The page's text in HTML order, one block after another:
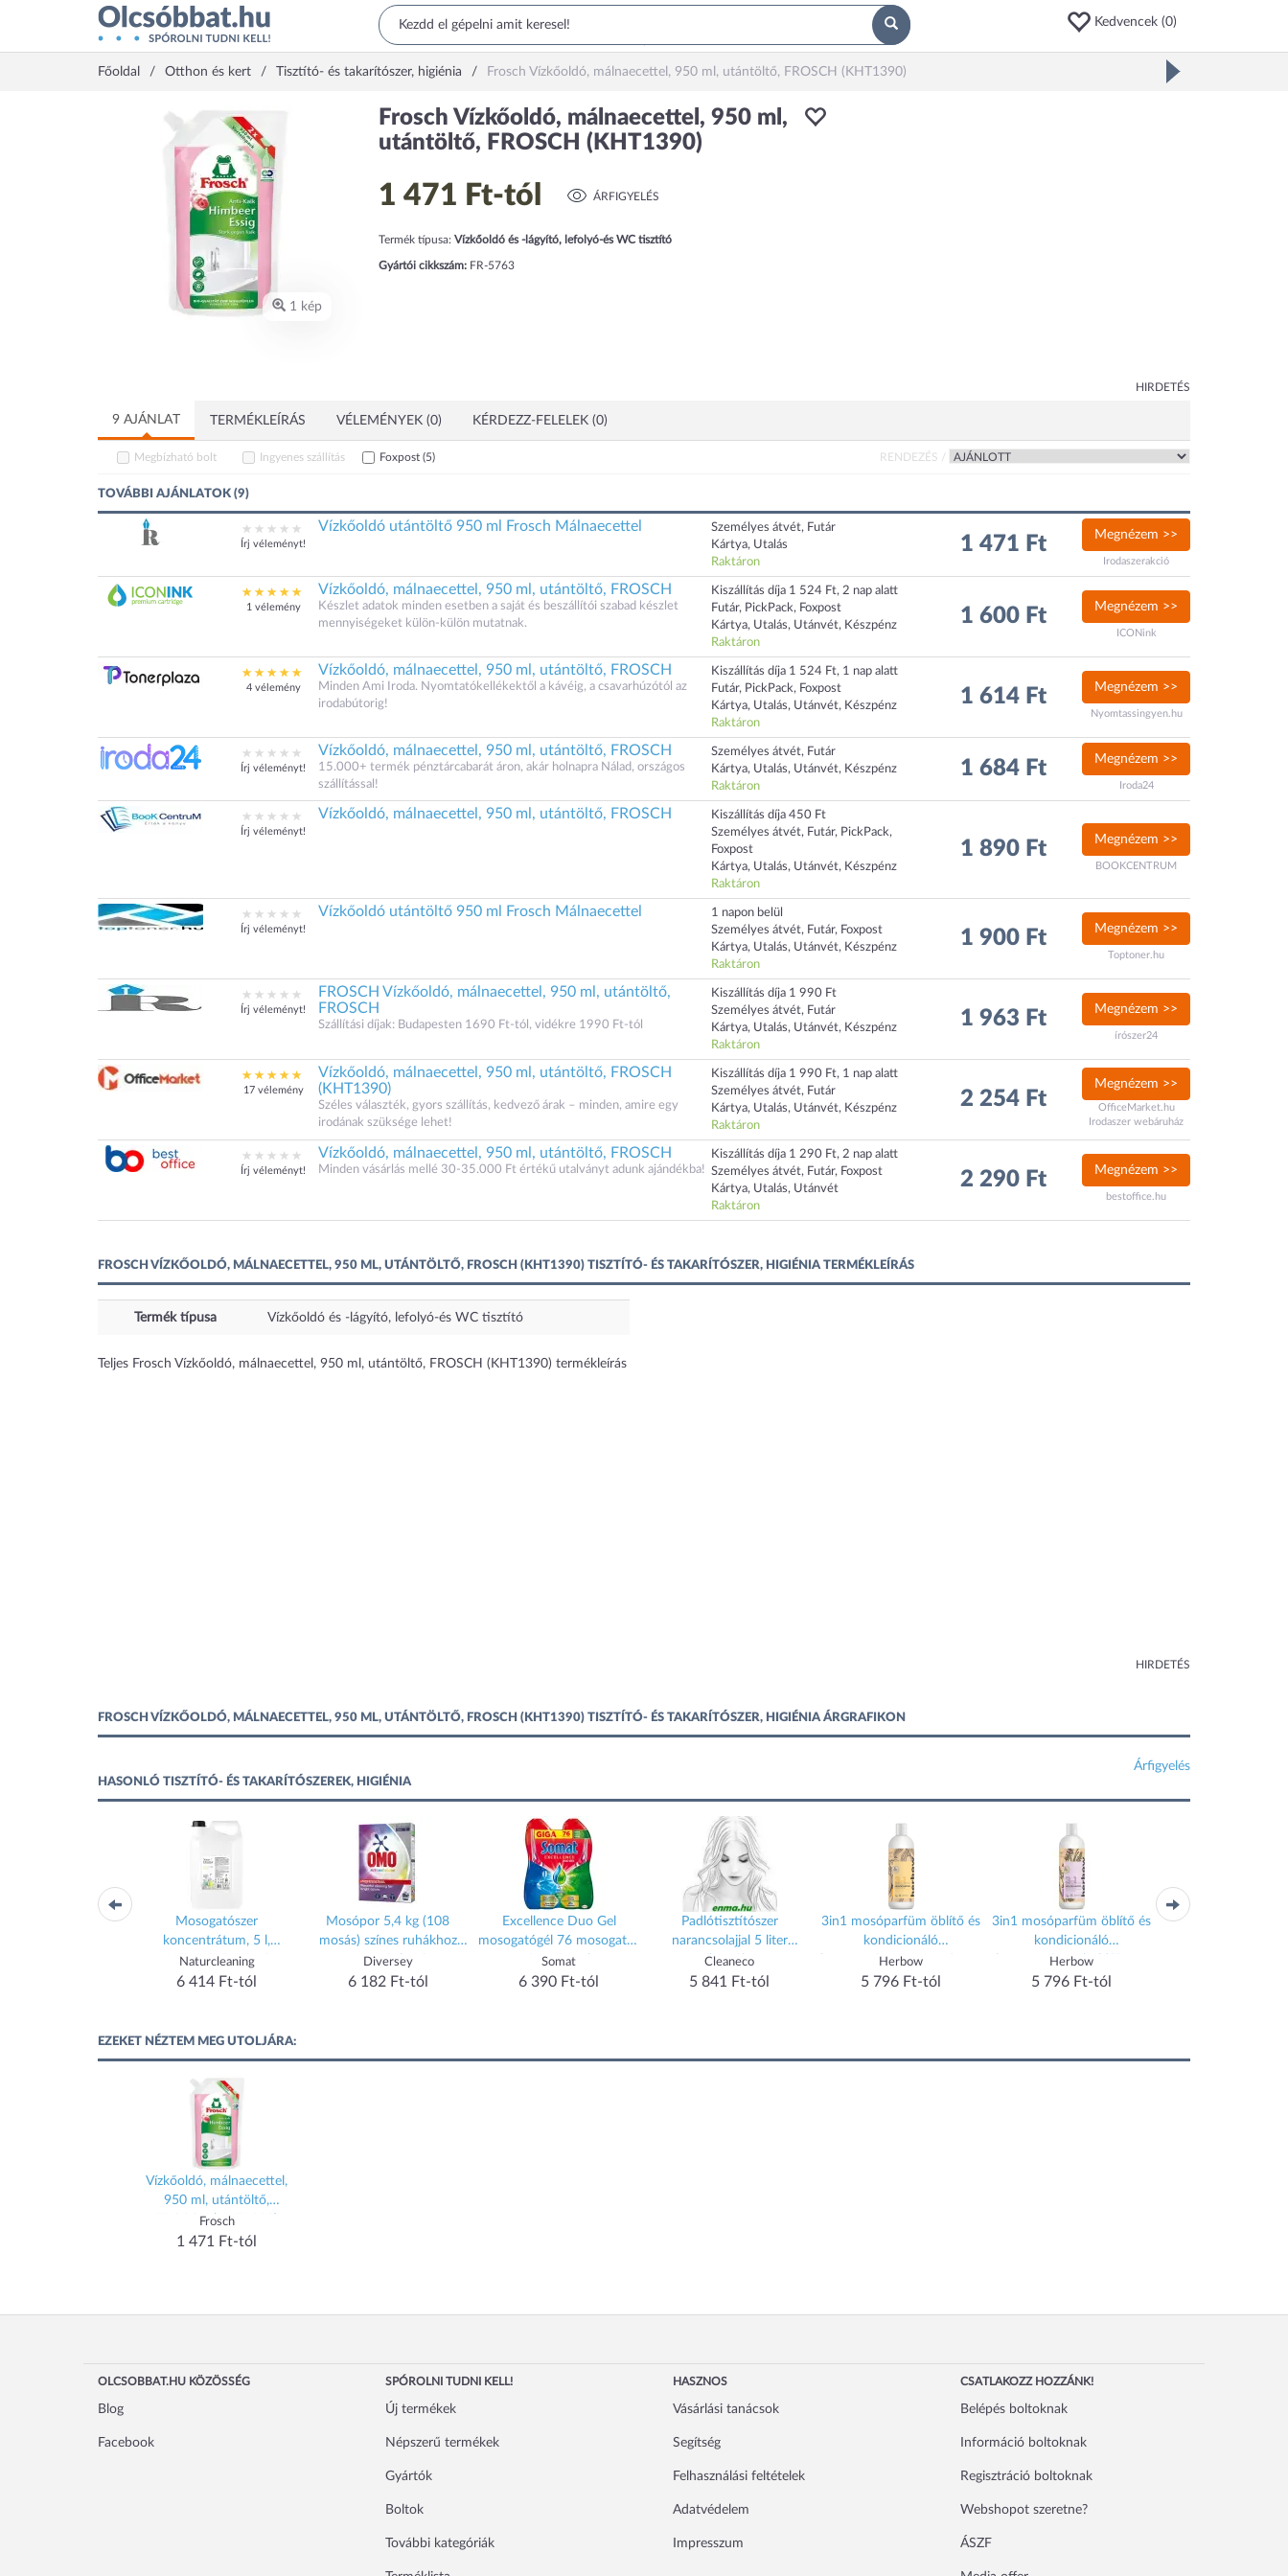
Kedvencek (0)
Főoldal Otthon és kert Tisztító- és takarítószer, higiénia Frosch Vízkőoldó, málnaecettel, 950 ml, utántöltő, FROSCH (KHT1390)
1 kép
Frosch Vízkőoldó, málnaecettel, 950 ml,
utántöltő, FROSCH (KHT1390)
1 471 Ft-tól ÁRFIGYELÉS
Termék típusa: Vízkőoldó és -lágyító, lefolyó-és WC tisztító
Gyártói cikkszám:FR-5763
HIRDETÉS
9 AJÁNLAT TERMÉKLEÍRÁS VÉLEMÉNYEK (0) KÉRDEZZ-FELELEK (0)
Megbízható bolt Ingyenes szállítás Foxpost (5) RENDEZÉS /
TOVÁBBI AJÁNLATOK (9)
Írj véleményt!
Vízkőoldó utántöltő 950 ml Frosch Málnaecettel
Személyes átvét, Futár
Kártya, Utalás
Raktáron
1 471 Ft Megnézem >>
Irodaszerakció
1 vélemény
Vízkőoldó, málnaecettel, 950 ml, utántöltő, FROSCH
Készlet adatok minden esetben a saját és beszállítói szabad készlet
mennyiségeket külön-külön mutatnak.
Kiszállítás díja 1 524 Ft, 2 nap alatt
Futár, PickPack, Foxpost
Kártya, Utalás, Utánvét, Készpénz
Raktáron
1 600 Ft Megnézem >>
ICONink
4 vélemény
Vízkőoldó, málnaecettel, 950 ml, utántöltő, FROSCH
Minden Ami Iroda. Nyomtatókellékektől a kávéig, a csavarhúzótól az
irodabútorig!
Kiszállítás díja 1 524 Ft, 1 nap alatt
Futár, PickPack, Foxpost
Kártya, Utalás, Utánvét, Készpénz
Raktáron
1 614 Ft Megnézem >>
Nyomtassingyen.hu
Írj véleményt!
Vízkőoldó, málnaecettel, 950 ml, utántöltő, FROSCH
15.000+ termék pénztárcabarát áron, akár holnapra Nálad, országos
szállítással!
Személyes átvét, Futár
Kártya, Utalás, Utánvét, Készpénz
Raktáron
1 684 Ft Megnézem >>
Iroda24
Írj véleményt!
Vízkőoldó, málnaecettel, 950 ml, utántöltő, FROSCH
Kiszállítás díja 450 Ft
Személyes átvét, Futár, PickPack,
Foxpost
Kártya, Utalás, Utánvét, Készpénz
Raktáron
1 890 Ft Megnézem >>
BOOKCENTRUM
Írj véleményt!
Vízkőoldó utántöltő 950 ml Frosch Málnaecettel
1 napon belül
Személyes átvét, Futár, Foxpost
Kártya, Utalás, Utánvét, Készpénz
Raktáron
1 900 Ft Megnézem >>
Toptoner.hu
Írj véleményt!
FROSCH Vízkőoldó, málnaecettel, 950 ml, utántöltő,
FROSCH
Szállítási díjak: Budapesten 1690 Ft-tól, vidékre 1990 Ft-tól
Kiszállítás díja 1 990 Ft
Személyes átvét, Futár
Kártya, Utalás, Utánvét, Készpénz
Raktáron
1 963 Ft Megnézem >>
írószer24
17 vélemény
Vízkőoldó, málnaecettel, 950 ml, utántöltő, FROSCH
(KHT1390)
Széles választék, gyors szállítás, kedvező árak – minden, amire egy
irodának szüksége lehet!
Kiszállítás díja 1 990 Ft, 1 nap alatt
Személyes átvét, Futár
Kártya, Utalás, Utánvét, Készpénz
Raktáron
2 254 Ft
Megnézem >>
OfficeMarket.hu
Irodaszer webáruház
Írj véleményt!
Vízkőoldó, málnaecettel, 950 ml, utántöltő, FROSCH
Minden vásárlás mellé 30-35.000 Ft értékű utalványt adunk ajándékba!
Kiszállítás díja 1 290 Ft, 2 nap alatt
Személyes átvét, Futár, Foxpost
Kártya, Utalás, Utánvét
Raktáron
2 290 Ft Megnézem >>
bestoffice.hu
FROSCH VÍZKŐOLDÓ, MÁLNAECETTEL, 950 ML, UTÁNTÖLTŐ, FROSCH (KHT1390) TISZTÍTÓ- ÉS TAKARÍTÓSZER, HIGIÉNIA TERMÉKLEÍRÁS
Termék típusa Vízkőoldó és -lágyító, lefolyó-és WC tisztító
Teljes Frosch Vízkőoldó, málnaecettel, 950 ml, utántöltő, FROSCH (KHT1390) termékleírás
HIRDETÉS
FROSCH VÍZKŐOLDÓ, MÁLNAECETTEL, 950 ML, UTÁNTÖLTŐ, FROSCH (KHT1390) TISZTÍTÓ- ÉS TAKARÍTÓSZER, HIGIÉNIA ÁRGRAFIKON
Árfigyelés
HASONLÓ TISZTÍTÓ- ÉS TAKARÍTÓSZEREK, HIGIÉNIA
Mosogatószer
koncentrátum, 5 l,
NATURCLEANING,
gránátalma
Naturcleaning
6 414 Ft-tól
Mosópor 5,4 kg (108
mosás) színes ruhákhoz
Automat Color Omo
Diversey
6 182 Ft-tól
Excellence Duo Gel
mosogatógél 76 mosogatás
2 x 684 ml
Somat
6 390 Ft-tól
Padlótisztítószer
narancsolajjal 5 liter
organikus Cleaneco
Cleaneco
5 841 Ft-tól
3in1 mosóparfüm öblítő és
kondicionáló
koncentrátum ragyogó nap
1000 ml
Herbow
5 796 Ft-tól
3in1 mosóparfüm öblítő és
kondicionáló
koncentrátum holdfényes
éj 1000 ml
Herbow
5 796 Ft-tól
3in1 mosóparfüm
EZEKET NÉZTEM MEG UTOLJÁRA:
Vízkőoldó, málnaecettel,
950 ml, utántöltő,
FROSCH (KHT1390)
Frosch
1 471 Ft-tól
OLCSOBBAT.HU KÖZÖSSÉG
Blog
Facebook
SPÓROLNI TUDNI KELL!
Új termékek
Népszerű termékek
Gyártók
Boltok
További kategóriák
HASZNOS
Vásárlási tanácsok
Segítség
Felhasználási feltételek
Adatvédelem
Impresszum
CSATLAKOZZ HOZZÁNK!
Belépés boltoknak
Információ boltoknak
Regisztráció boltoknak
Webshopot szeretne?
ÁSZF